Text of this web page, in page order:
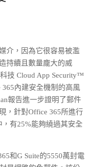
介，因為它很容易被濫
持續且數量龐大的威
技 Cloud App Security™
內建安全機制的高風
報告進一步證明了郵件
，針對Office 365所進行
有25%能夠繞過其安全
和G Suite的5550萬封電